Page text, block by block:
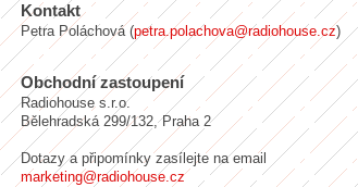
Kontakt
Petra Poláchová (petra.polachova@radiohouse.cz)
Obchodní zastoupení
Radiohouse s.r.o.
Bělehradská 299/132, Praha 2
Dotazy a připomínky zasílejte na email
marketing@radiohouse.cz